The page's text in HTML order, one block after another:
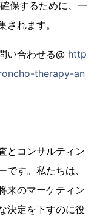
保するために、一
れます。
い合わせる@ http
therapy-an
とコンサルティン
す。私たちは、
来のマーケティン
決定を下すのに役